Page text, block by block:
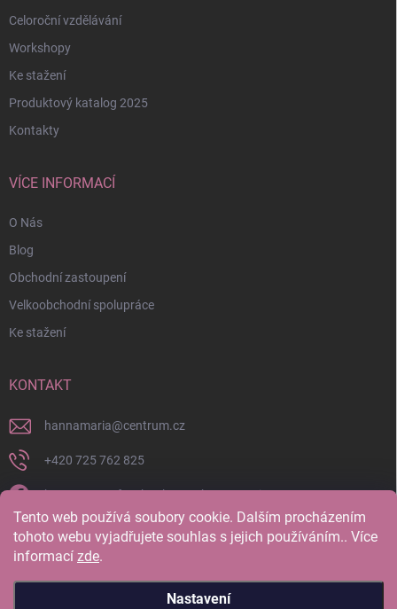
Tento web používá soubory cookie. Dalším procházením
tohoto webu vyjadřujete souhlas s jejich používáním.. Více
informací zde.
Nastavení
Celoroční vzdělávání
Workshopy
Ke stažení
Produktový katalog 2025
Kontakty
VÍCE INFORMACÍ
O Nás
Blog
Obchodní zastoupení
Velkoobchodní spolupráce
Ke stažení
KONTAKT
hannamaria@centrum.cz
+420 725 762 825
https://www.facebook.com/hannamaria.cz
hannamariatherapy/
https://www.youtube.com/@HannaMariaTherapy